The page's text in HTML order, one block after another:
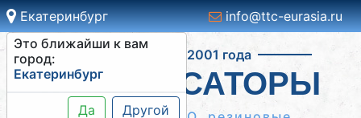
Екатеринбург
Это ближайши к вам
город:
Екатеринбург
Да Другой
info@ttc-eurasia.ru
Работаем с 2001 года
КОМПЕНСАТОРЫ